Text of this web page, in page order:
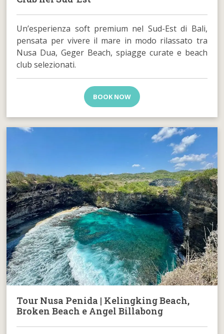
Un’esperienza soft premium nel Sud-Est di Bali,
pensata per vivere il mare in modo rilassato tra
Nusa Dua, Geger Beach, spiagge curate e beach
club selezionati.
BOOK NOW
Tour Nusa Penida | Kelingking Beach,
Broken Beach e Angel Billabong